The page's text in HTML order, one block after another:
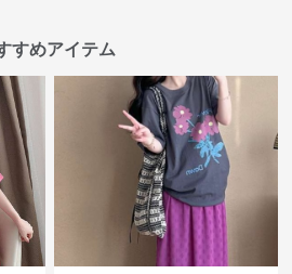
すめアイテム